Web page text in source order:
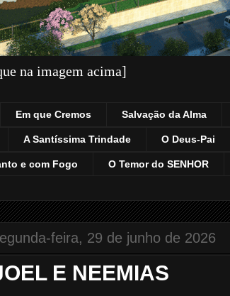
na imagem acima]
Em que Cremos Salvação da Alma
A Santíssima Trindade O Deus-Pai
e com Fogo O Temor do SENHOR
feira, 29 de junho de 2026
E NEEMIAS